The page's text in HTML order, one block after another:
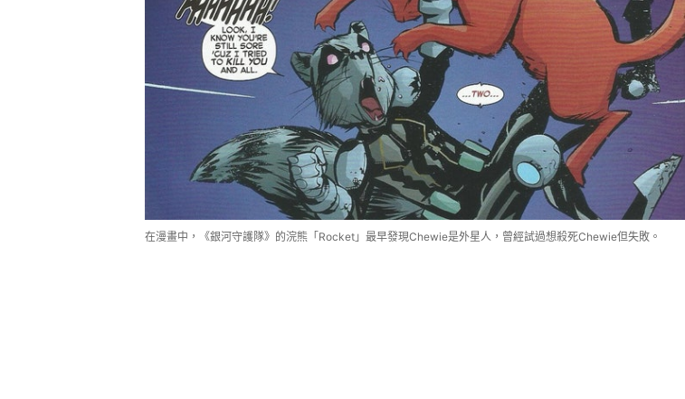
在漫畫中，《銀河守護隊》的浣熊「Rocket」最早發現Chewie是外星人，曾經試過想殺死Chewie但失敗。